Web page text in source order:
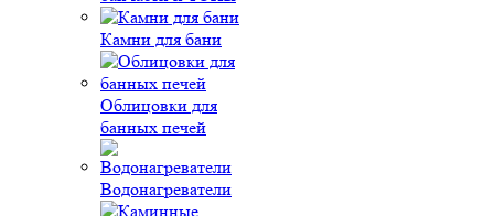
Камни для бани
Облицовки для
банных печей
Водонагреватели